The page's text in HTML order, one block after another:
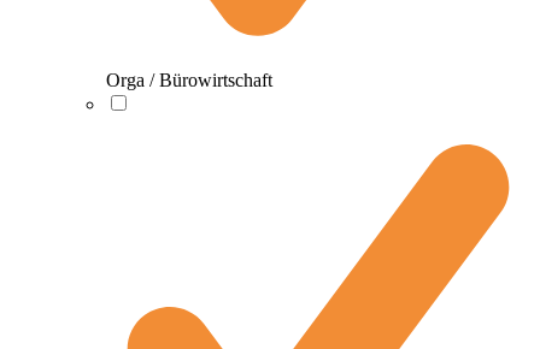
Orga / Bürowirtschaft